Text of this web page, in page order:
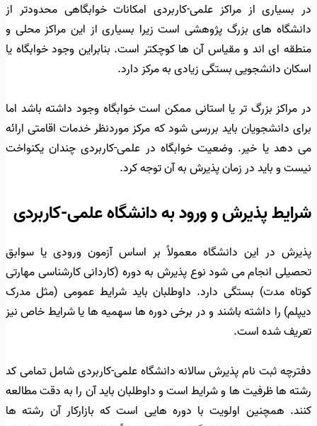
در بسیاری از مراکز علمی-کاربردی امکانات خوابگاهی محدودتر از
دانشگاه های بزرگ پژوهشی است زیرا بسیاری از این مراکز محلی و
منطقه ای اند و مقیاس آن ها کوچکتر است. بنابراین وجود خوابگاه یا
اسکان دانشجویی بستگی زیادی به مرکز دارد.
در مراکز بزرگ تر یا استانی ممکن است خوابگاه وجود داشته باشد اما
برای دانشجویان باید بررسی شود که مرکز موردنظر خدمات اقامتی ارائه
می دهد یا خیر. وضعیت خوابگاه در علمی-کاربردی چندان یکنواخت
نیست و باید در زمان پذیرش به آن توجه کرد.
شرایط پذیرش و ورود به دانشگاه علمی-کاربردی
پذیرش در این دانشگاه معمولاً بر اساس آزمون ورودی یا سوابق
تحصیلی انجام می شود نوع پذیرش به دوره (کاردانی کارشناسی مهارتی
کوتاه مدت) بستگی دارد. داوطلبان باید شرایط عمومی (مثل مدرک
دیپلم) را داشته باشند و در برخی دوره ها سهمیه ها یا شرایط خاص نیز
تعریف شده است.
دفترچه ثبت نام پذیرش سالانه دانشگاه علمی-کاربردی شامل تمامی کد
رشته ها ظرفیت ها و شرایط است و داوطلبان باید آن را به دقت مطالعه
کنند. همچنین اولویت با دوره هایی است که بازارکار آن رشته ها